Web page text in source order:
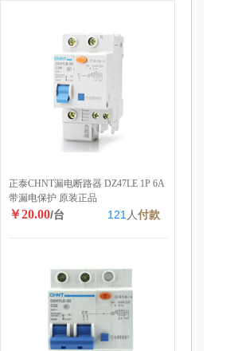
正泰CHNT漏电断路器 DZ47LE 1P 6A
带漏电保护 原装正品
￥20.00/台 121 人付款